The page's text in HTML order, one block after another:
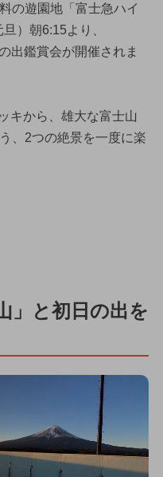
の遊園地「富士急ハイ
）朝6:15より、
出鑑賞会が開催されま
キから、雄大な富士山
、2つの絶景を一度に楽
」と初日の出を